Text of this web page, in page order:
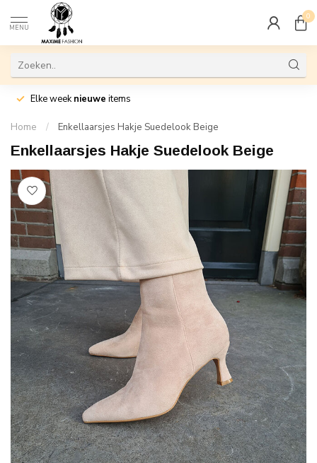
MENU
0
Elke weeknieuwe items
Home / Enkellaarsjes Hakje Suedelook Beige
Enkellaarsjes Hakje Suedelook Beige